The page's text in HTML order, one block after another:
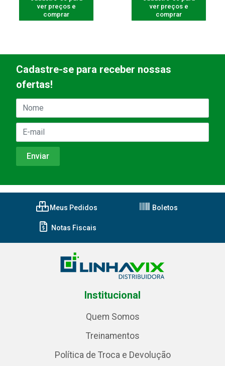
ver preços e
comprar
ver preços e
comprar
Cadastre-se para receber nossas
ofertas!
Meus Pedidos Boletos
Notas Fiscais
Institucional
Quem Somos
Treinamentos
Política de Troca e Devolução